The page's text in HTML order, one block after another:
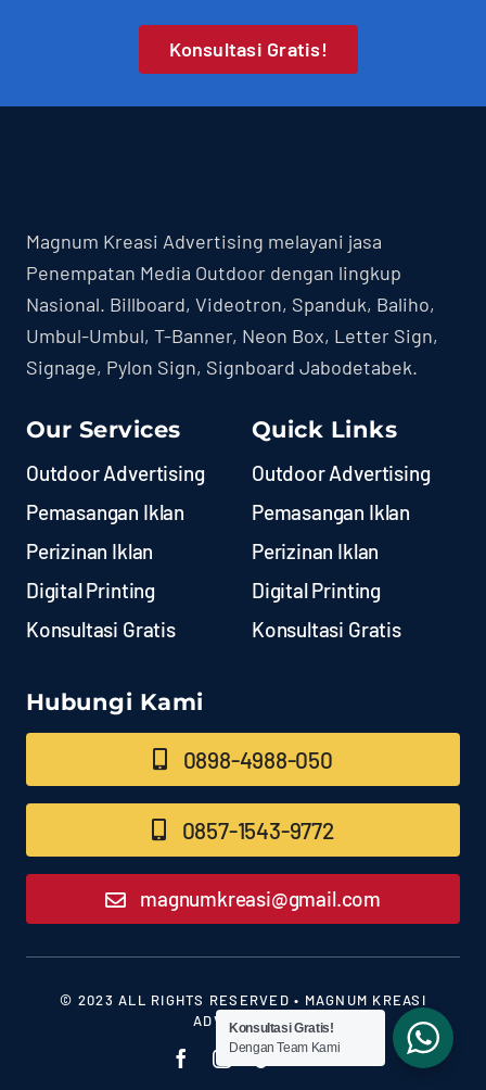
Konsultasi Gratis!
Magnum Kreasi Advertising melayani jasa
Penempatan Media Outdoor dengan lingkup
Nasional. Billboard, Videotron, Spanduk, Baliho,
Umbul-Umbul, T-Banner, Neon Box, Letter Sign,
Signage, Pylon Sign, Signboard Jabodetabek.
Our Services
Outdoor Advertising
Pemasangan Iklan
Perizinan Iklan
Digital Printing
Konsultasi Gratis
Quick Links
Outdoor Advertising
Pemasangan Iklan
Perizinan Iklan
Digital Printing
Konsultasi Gratis
Hubungi Kami
0898-4988-050
0857-1543-9772
magnumkreasi@gmail.com
© 2023 ALL RIGHTS RESERVED • MAGNUM KREASI
ADVERTISING
Konsultasi Gratis!
Dengan Team Kami